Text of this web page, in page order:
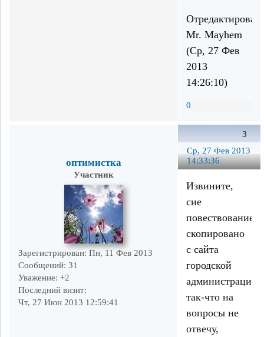
Mr. Mayhem
(Ср, 27 Фев
2013
14:26:10)
0
3
Ср, 27 Фев 2013
14:33:36
оптимистка
Участник
Зарегистрирован: Пн, 11 Фев 2013
Сообщений: 31
Уважение: +2
Последний визит:
Чт, 27 Июн 2013 12:59:41
Извините,
сие
повествование
скопировано
с сайта
городской
администрации,
так-что на
вопросы не
отвечу,